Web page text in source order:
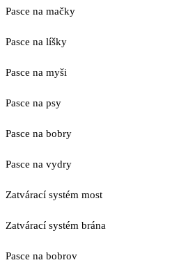
Pasce na mačky
Pasce na líšky
Pasce na myši
Pasce na psy
Pasce na bobry
Pasce na vydry
Zatvárací systém most
Zatvárací systém brána
Pasce na bobrov